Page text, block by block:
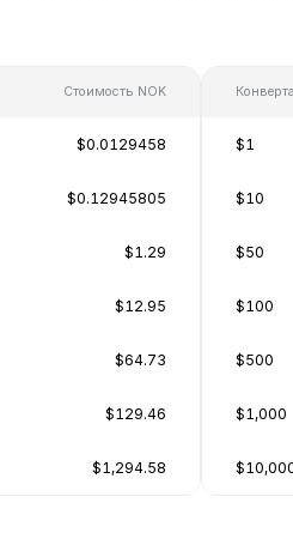
Стоимость NOK
$0.0129458
$0.12945805
$1.29
$12.95
$64.73
$129.46
$1,294.58
$1
$10
$50
$100
$500
$1,000